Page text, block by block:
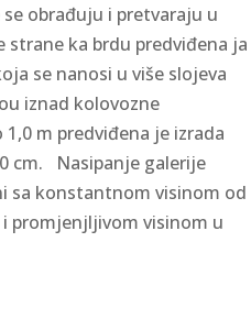
obrađuju i pretvaraju u
ka brdu predviđena ja
se nanosi u više slojeva
iznad kolovozne
m predviđena je izrada
cm. Nasipanje galerije
sa konstantnom visinom od
promjenjljivom visinom u